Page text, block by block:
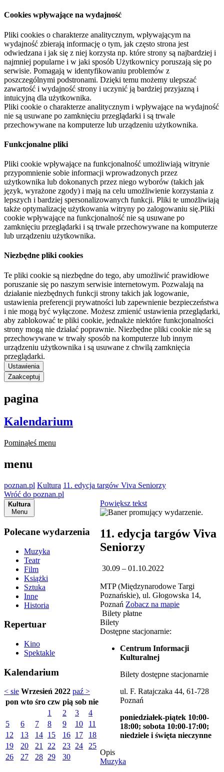
Cookies wpływające na wydajność
Pliki cookies o charakterze analitycznym, wpływającym na
wydajność zbierają informację o tym, jak często strona jest
odwiedzana i jak się z niej korzysta np. które strony są najbardziej i
najmniej popularne i w jaki sposób Użytkownicy poruszają się po
serwisie. Pomagają w identyfikowaniu problemów z
poszczególnymi podstronami. Dzięki temu możemy ulepszać
zawartość i wydajność strony i uczynić ją bardziej przyjazną i
intuicyjną dla użytkownika.
Pliki cookie o charakterze analitycznym i wpływające na wydajność
nie są usuwane po zamknięciu przeglądarki i są trwale
przechowywane na komputerze lub urządzeniu użytkownika.
Funkcjonalne pliki
Pliki cookie wpływające na funkcjonalność umożliwiają witrynie
przypomnienie sobie informacji wprowadzonych przez
użytkownika lub dokonanych przez niego wyborów (takich jak
język, wyrażone zgody) i mają na celu umożliwienie korzystania z
lepszych i bardziej spersonalizowanych funkcji. Pliki te umożliwiają
także optymalizację użytkowania witryny po zalogowaniu się.Pliki
cookie wpływające na funkcjonalność nie są usuwane po
zamknięciu przeglądarki i są trwale przechowywane na komputerze
lub urządzeniu użytkownika.
Niezbędne pliki cookies
Te pliki cookie są niezbędne do tego, aby umożliwić prawidłowe
poruszanie się po naszym serwisie internetowym. Pozwalają na
działanie niezbędnych funkcji strony takich jak logowanie,
ustawienia preferencji prywatności lub zapewnienie bezpieczeństwa
i nie mogą być wyłączone. Możesz zmienić ustawienia przeglądarki,
aby zablokować te pliki cookie, jednakże niektóre funkcjonalności
strony mogą nie działać poprawnie. Niezbędne pliki cookie nie są
przechowywane w trwały sposób na komputerze lub innym
urządzeniu użytkownika i są usuwane z chwilą zamknięcia
przeglądarki.
Ustawienia
Zaakceptuj
pagina
Kalendarium
Pominąłeś menu
menu
poznan.pl Kultura 11. edycja targów Viva Seniorzy
Wróć do poznan.pl
Kultura
Menu
Polecane wydarzenia
Muzyka
Teatr
Film
Książki
Sztuka
Inne
Historia
Repertuar
Kino
Spektakle
Kalendarium
< sie Wrzesień 2022 paź >
pon wto śro czw pią sob nie
1
2 3
4
5
6 7 8 9 10
11
12
13 14 15 16 17
18
19
20 21 22 23 24
25
26
27 28 29 30
Powiększ tekst
11. edycja targów Viva
Seniorzy
30.09 – 01.10.2022
MTP (Międzynarodowe Targi
Poznańskie), ul. Głogowska 14,
Poznań Zobacz na mapie
Bilety płatne
Bilety
Dostępne stacjonarnie:
Centrum Informacji
Kulturalnej
Bilety dostępne stacjonarnie
ul. F. Ratajczaka 44, 61-728
Poznań
poniedziałek-piątek 10:00-
18:00; sobota 10:00-17:00;
niedziele i święta nieczynne
Opis
Muzyka